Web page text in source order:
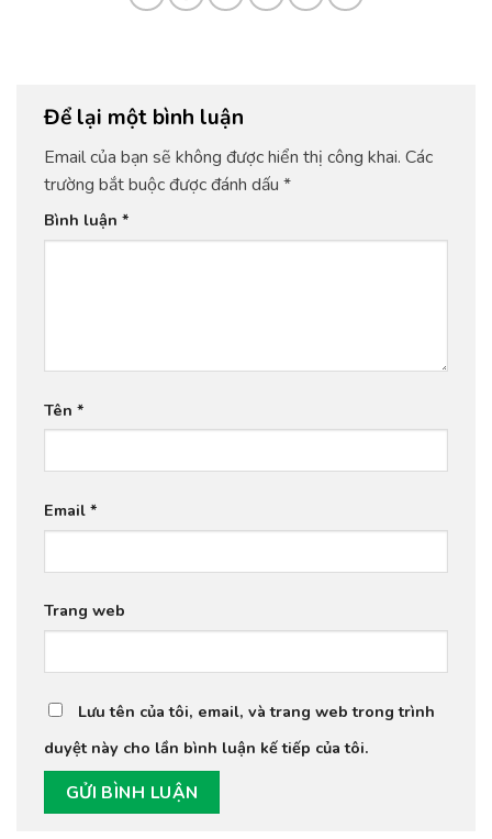
Để lại một bình luận
Email của bạn sẽ không được hiển thị công khai. Các
trường bắt buộc được đánh dấu *
Bình luận *
Tên *
Email *
Trang web
Lưu tên của tôi, email, và trang web trong trình
duyệt này cho lần bình luận kế tiếp của tôi.